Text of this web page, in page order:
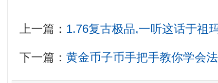
上一篇： 1.76复古极品,一听这话于
下一篇：黄金币子币手把手教你学会